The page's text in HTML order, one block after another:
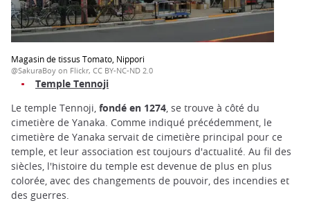
Magasin de tissus Tomato, Nippori
@SakuraBoy on Flickr, CC BY-NC-ND 2.0
Temple Tennoji
Le temple Tennoji, fondé en 1274, se trouve à côté du
cimetière de Yanaka. Comme indiqué précédemment, le
cimetière de Yanaka servait de cimetière principal pour ce
temple, et leur association est toujours d'actualité. Au fil des
siècles, l'histoire du temple est devenue de plus en plus
colorée, avec des changements de pouvoir, des incendies et
des guerres.